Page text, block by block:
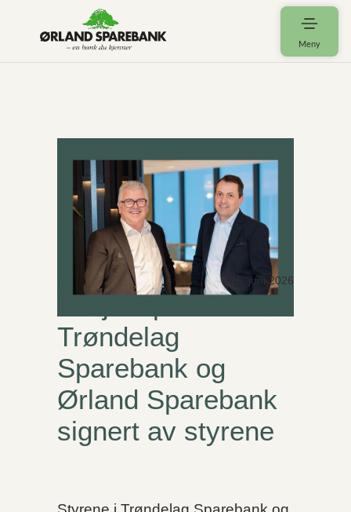
Meny
Fusjonsplan
Trøndelag
Sparebank og
Ørland Sparebank
signert av styrene
26. juni 2026